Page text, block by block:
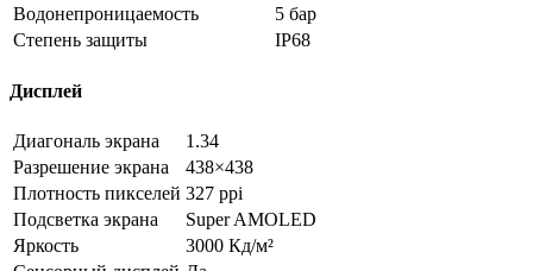
Водонепроницаемость
5 бар
Степень защиты
IP68
Дисплей
Диагональ экрана
1.34
Разрешение экрана
438×438
Плотность пикселей 327 ppi
Подсветка экрана
Super AMOLED
Яркость
3000 Кд/м²